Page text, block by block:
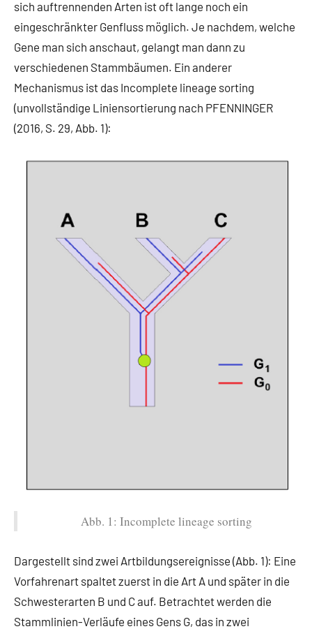
sich auftrennenden Arten ist oft lange noch ein
eingeschränkter Genfluss möglich. Je nachdem, welche
Gene man sich anschaut, gelangt man dann zu
verschiedenen Stammbäumen. Ein anderer
Mechanismus ist das Incomplete lineage sorting
(unvollständige Liniensortierung nach PFENNINGER
(2016, S. 29, Abb. 1):
Abb. 1: Incomplete lineage sorting
Dargestellt sind zwei Artbildungsereignisse (Abb. 1): Eine
Vorfahrenart spaltet zuerst in die Art A und später in die
Schwesterarten B und C auf. Betrachtet werden die
Stammlinien-Verläufe eines Gens G, das in zwei